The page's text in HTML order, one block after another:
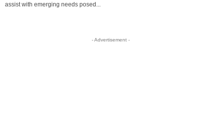
assist with emerging needs posed...
- Advertisement -